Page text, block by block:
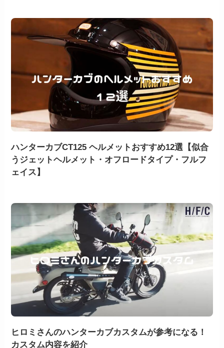
ハンターカブCT125 ヘルメットおすすめ12選【似合
うジェットヘルメット・オフロードタイプ・フルフ
ェイス】
ヒロミさんのハンターカブカスタムが参考になる！
カスタム内容を紹介